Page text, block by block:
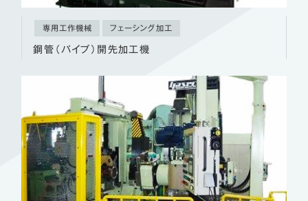
専用工作機械 フェーシング加工
鋼管（パイプ）開先加工機